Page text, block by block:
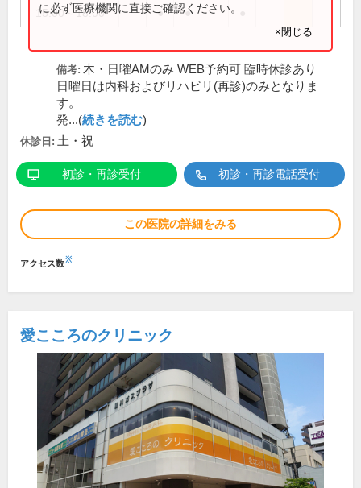
15:00～18:00 ● ●
に必ず医療機関に直接ご確認ください。
×閉じる
備考: 木・日曜AMのみ WEB予約可 臨時休診あり
日曜日は内科およびリハビリ(再診)のみとなりま
す。
発...(続きを読む)
休診日: 土・祝
初診・再診受付 初診・再診電話受付
この医院の詳細をみる
アクセス数※
愛こころのクリニック